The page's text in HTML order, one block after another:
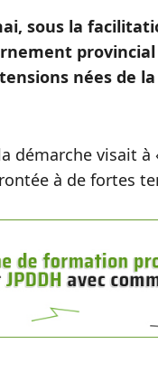
sous la
nées de
démarche visait à
à de fortes